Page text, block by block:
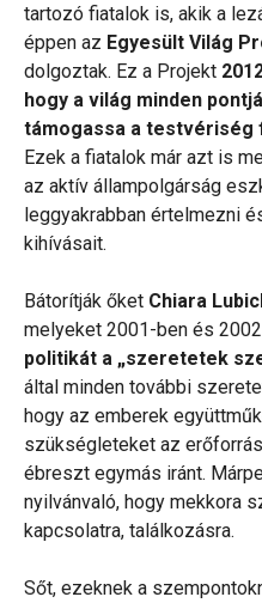
tartozó fiatalok is, akik a
éppen az Egyesült Világ
dolgoztak. Ez a Projekt
hogy a világ minden
támogassa a
Ezek a fiatalok már azt is
az aktív állampolgárság
leggyakrabban értelmezni
kihívásait.
Bátorítják őket Chiara
melyeket 2001-ben és
politikát a „szeretetek
által minden további
hogy az emberek
szükségleteket az
ébreszt egymás iránt.
nyilvánvaló, hogy mekkora
kapcsolatra, találkozásra.
Sőt, ezeknek a